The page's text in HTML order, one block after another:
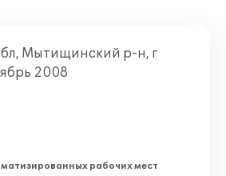
Мытищинский р-н, г
2008
рабочих мест